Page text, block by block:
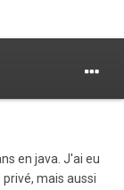
en java. J'ai eu
mais aussi